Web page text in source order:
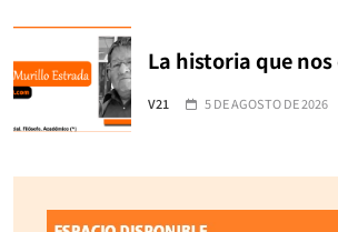
La historia que
V21 5 DE AGOSTO DE 2026